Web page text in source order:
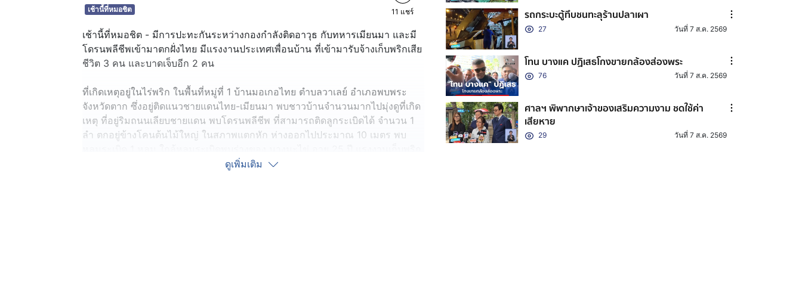
เช้านี้ที่หมอชิต
11 แชร์
เช้านี้ที่หมอชิต - มีการปะทะกันระหว่างกองกำลังติดอาวุธ กับทหารเมียนมา และมี
โดรนพลีชีพเข้ามาตกฝั่งไทย มีแรงงานประเทศเพื่อนบ้าน ที่เข้ามารับจ้างเก็บพริกเสีย
ชีวิต 3 คน และบาดเจ็บอีก 2 คน
ที่เกิดเหตุอยู่ในไร่พริก ในพื้นที่หมู่ที่ 1 บ้านมอเกอไทย ตำบลวาเลย์ อำเภอพบพระ
จังหวัดตาก ซึ่งอยู่ติดแนวชายแดนไทย-เมียนมา พบชาวบ้านจำนวนมากไปมุ่งดูที่เกิด
เหตุ ที่อยู่ริมถนนเลียบชายแดน พบโดรนพลีชีพ ที่สามารถติดลูกระเบิดได้ จำนวน 1
ลำ ตกอยู่ข้างโคนต้นไม้ใหญ่ ในสภาพแตกหัก ห่างออกไปประมาณ 10 เมตร พบ
สัญชาติเมียนมา เสียชีวิต ข้างกันพบร่างของ นายตู่ยะ อายุ 27 ปี สามีของนางมะไข่
ดูเพิ่มเติม
รถกระบะตู้ทึบชนทะลุร้านปลาเผา
27 วันที่ 7 ส.ค. 2569
โทน บางแค ปฏิเสธโกงขายกล้องส่องพระ
76 วันที่ 7 ส.ค. 2569
ศาลฯ พิพากษาเจ้าของเสริมความงาม ชดใช้ค่า
เสียหาย
29 วันที่ 7 ส.ค. 2569